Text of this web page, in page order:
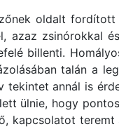
oldalt
azaz zsinórokkal
billenti.
talán a
tekintet annál is
ülnie, hogy
kapcsolatot